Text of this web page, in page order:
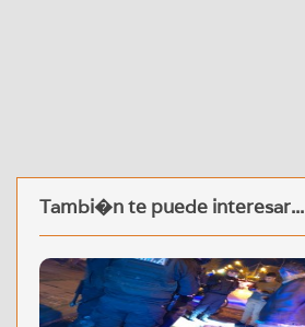
Tambi�n te puede interesar...